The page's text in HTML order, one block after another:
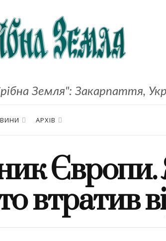
Земля": Закарпаття,
АРХІВ
втратив